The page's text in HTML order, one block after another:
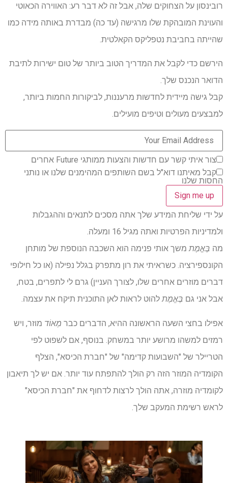
רובינסון על הצחוקים שלה, אבל זה לא דבר רע: האווירה הכאוטי
והעוינת המובהקת שלו מרגישה (עד כה) מבדרת באותה מידה כמו
שהייתה בחביבת נטפליקס הקאלטית.
הירשם כדי לקבל את המדריך הטוב ביותר של טום ישירות לתיבת
הדואר הנכנס שלך.
קבל גישה מיידית לחדשות מרעננות, לביקורות החמות ביותר,
למבצעים מעולים וטיפים מועילים.
צור איתי קשר עם חדשות והצעות ממותגי Future אחרים
קבל מאיתנו דוא"ל בשם השותפים המהימנים שלנו או נותני
החסות שלנו
על ידי שליחת המידע שלך אתה מסכים לתנאים וההגבלות
ולמדיניות הפרטיות ואתה מגיל 16 ומעלה.
מה בֶּאֱמֶת משך אותי פנימה הוא השכבה הנוספת של מותחן
הקונספירציה. כשראיתי את רון מתפרק בגלל נפילה (או כל חילופי
דברים מוזרים אחרים שלו, לצורך העניין) גרם לי לתפרים, בטח,
אבל אני גם בֶּאֱמֶתלהוט לראות לאן התוכנית תיקח את עצמה.
אפילו בחצי השעה הראשונה ההיא, הדברים כבר מְאוֹד מוזר, ויש
רמזים למשהו מרושע יותר במשחק. בנוסף, אם לשפוט לפי
הטריילר של "השבועות קדימה" של "חברת הכיסא", הצלף
הקומדיה המוזר הזה רק הולך להתפתח עוד יותר. אם יש לך תיאבון
לקומדיה מוזרה, אתה הולך לרצות לדחוף את "חברת הכיסא"
לראש רשימת המעקב שלך.